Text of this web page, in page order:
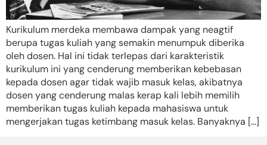
Kurikulum merdeka membawa dampak yang neagtif
berupa tugas kuliah yang semakin menumpuk diberika
oleh dosen. Hal ini tidak terlepas dari karakteristik
kurikulum ini yang cenderung memberikan kebebasan
kepada dosen agar tidak wajib masuk kelas, akibatnya
dosen yang cenderung malas kerap kali lebih memilih
memberikan tugas kuliah kepada mahasiswa untuk
mengerjakan tugas ketimbang masuk kelas. Banyaknya […]